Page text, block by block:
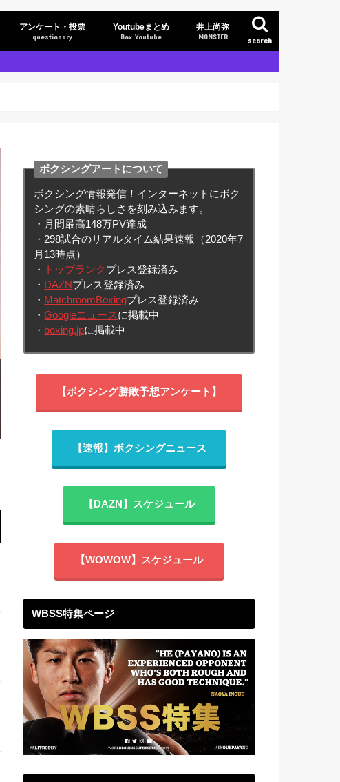
search
アンケート・投票
questionary
Youtubeまとめ
Box Youtube
井上尚弥
MONSTER
ボクシングアートについて
ボクシング情報発信！インターネットにボク
シングの素晴らしさを刻み込みます。
・月間最高148万PV達成
・298試合のリアルタイム結果速報（2020年7
月13時点）
・
トップランクプレス登録済み
・ DAZNプレス登録済み
・ MatchroomBoxingプレス登録済み
・Googleニュースに掲載中
・ boxing.jpに掲載中
【ボクシング勝敗予想アンケート】
【速報】ボクシングニュース
【DAZN】スケジュール
【WOWOW】スケジュール
WBSS特集ページ